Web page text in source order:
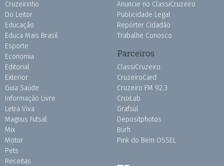
Cruzeirinho
Do Leitor
Educação
Educa Mais Brasil
Esporte
Economia
Editorial
Exterior
Guia Saúde
Informação Livre
Letra Viva
Magnus Futsal
Mix
Motor
Pets
Receitas
Anuncie no ClassiCruzeiro
Publicidade Legal
Repórter Cidadão
Trabalhe Conosco
Parceiros
ClassiCruzeiro
CruzeiroCard
Cruzeiro FM 92.3
CruxLab
Grafsul
Depositphotos
Burh
Pink do Bem OSSEL